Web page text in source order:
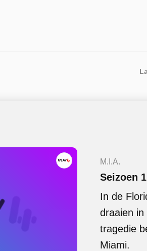
M.I.A.
Seizoen
In de
draaien
tragedie
Miami.